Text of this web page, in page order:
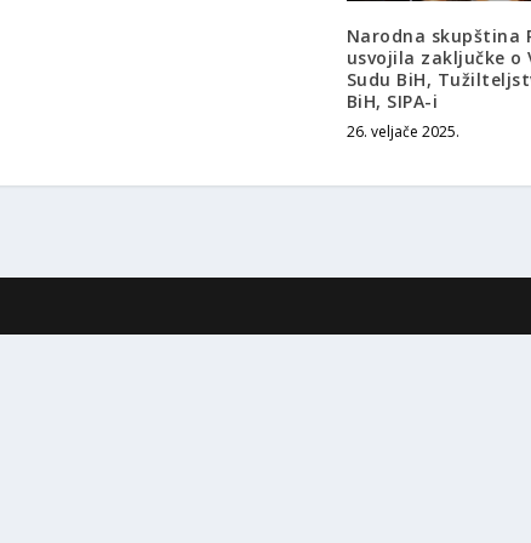
Narodna skupština
usvojila zaključke o
Sudu BiH,
BiH, SIPA-i
26. veljače 2025.